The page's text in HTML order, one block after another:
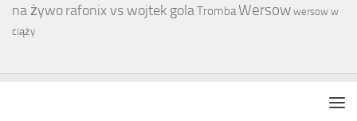
na żyworafonix vs wojtek golaTrombaWersow wersow w
ciąży